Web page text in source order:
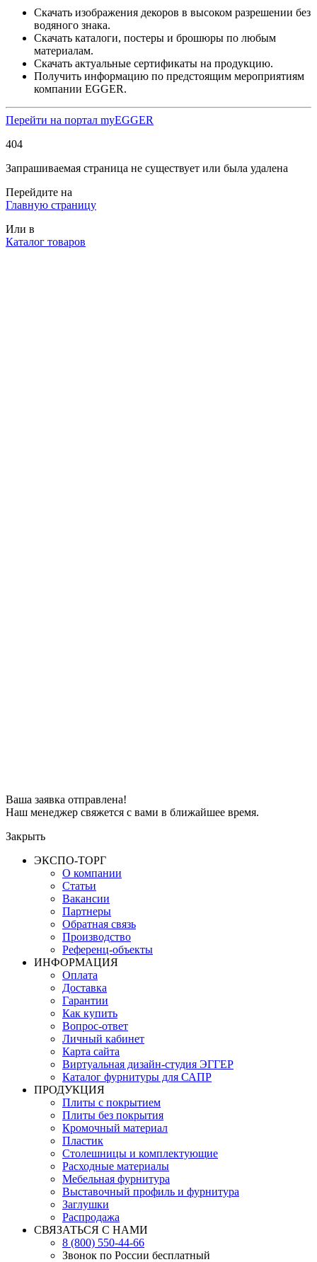
Скачать изображения декоров в высоком разрешении без
водяного знака.
Скачать каталоги, постеры и брошюры по любым
материалам.
Скачать актуальные сертификаты на продукцию.
Получить информацию по предстоящим мероприятиям
компании EGGER.
Перейти на портал myEGGER
404
Запрашиваемая страница не существует или была удалена
Перейдите на
Главную страницу
Или в
Каталог товаров
Ваша заявка отправлена!
Наш менеджер свяжется с вами в ближайшее время.
Закрыть
ЭКСПО-ТОРГ
О компании
Статьи
Вакансии
Партнеры
Обратная связь
Производство
Референц-объекты
ИНФОРМАЦИЯ
Оплата
Доставка
Гарантии
Как купить
Вопрос-ответ
Личный кабинет
Карта сайта
Виртуальная дизайн-студия ЭГГЕР
Каталог фурнитуры для САПР
ПРОДУКЦИЯ
Плиты с покрытием
Плиты без покрытия
Кромочный материал
Пластик
Столешницы и комплектующие
Расходные материалы
Мебельная фурнитура
Выставочный профиль и фурнитура
Заглушки
Распродажа
СВЯЗАТЬСЯ С НАМИ
8 (800) 550-44-66
Звонок по России бесплатный